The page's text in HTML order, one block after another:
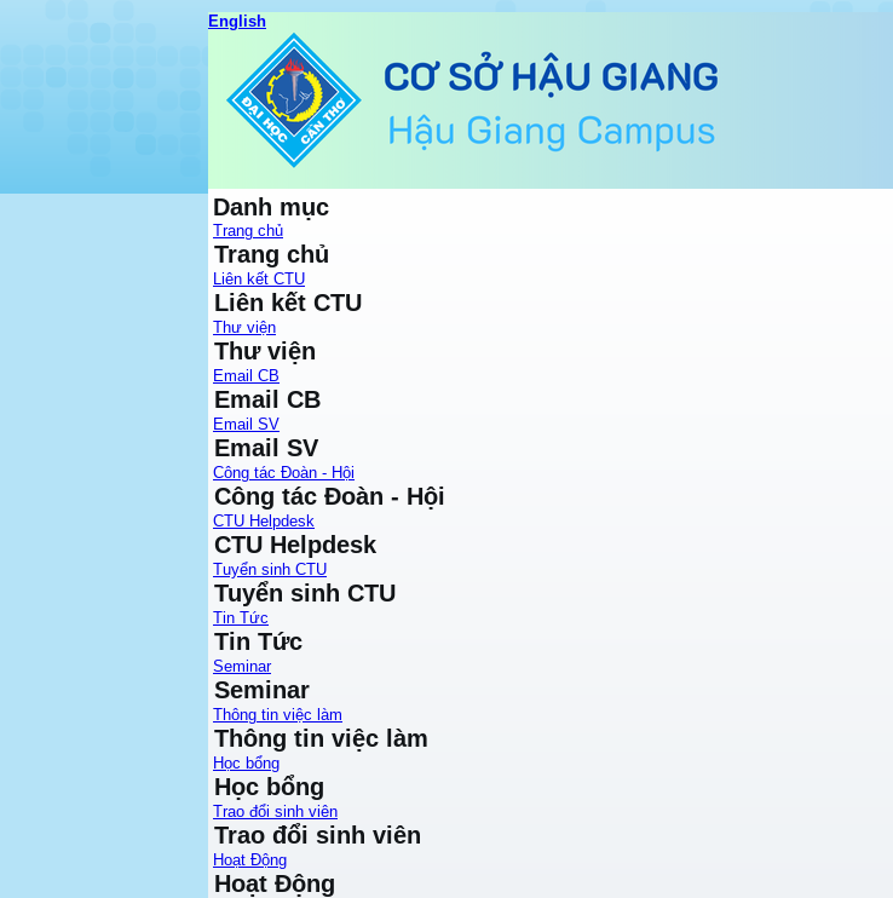
English
Danh mục
Trang chủ
Trang chủ
Liên kết CTU
Liên kết CTU
Thư viện
Thư viện
Email CB
Email CB
Email SV
Email SV
Công tác Đoàn - Hội
Công tác Đoàn - Hội
CTU Helpdesk
CTU Helpdesk
Tuyển sinh CTU
Tuyển sinh CTU
Tin Tức
Tin Tức
Seminar
Seminar
Thông tin việc làm
Thông tin việc làm
Học bổng
Học bổng
Trao đổi sinh viên
Trao đổi sinh viên
Hoạt Động
Hoạt Động